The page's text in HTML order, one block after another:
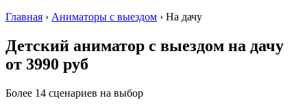
Главная › Аниматоры с выездом › На дачу
Детский аниматор с выездом на дачу
от 3990 руб
Более 14 сценариев на выбор